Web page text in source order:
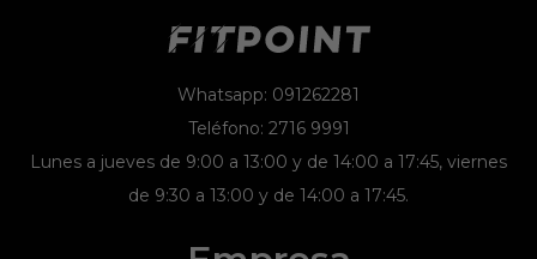
Whatsapp: 091262281
Teléfono: 2716 9991
Lunes a jueves de 9:00 a 13:00 y de 14:00 a 17:45, viernes
de 9:30 a 13:00 y de 14:00 a 17:45.